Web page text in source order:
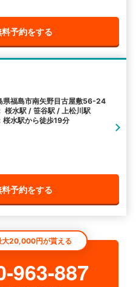
予約をする
県福島市南矢野目古屋敷56-24
桜水駅 / 笹谷駅 / 上松川駅
桜水駅から徒歩19分
予約をする
大20,000円が貰える
963-887